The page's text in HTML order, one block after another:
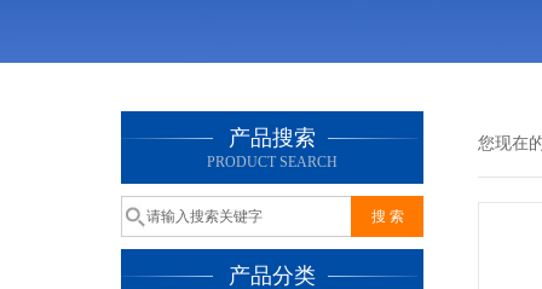
产品搜索
PRODUCT SEARCH
产品分类
您现在